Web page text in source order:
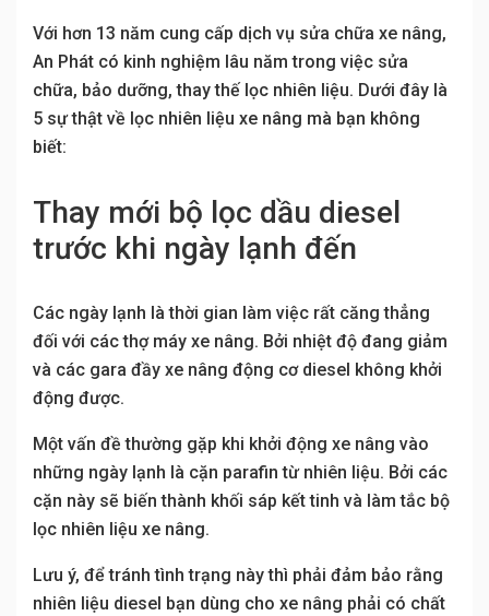
Với hơn 13 năm cung cấp dịch vụ sửa chữa xe nâng,
An Phát có kinh nghiệm lâu năm trong việc sửa
chữa, bảo dưỡng, thay thế lọc nhiên liệu. Dưới đây là
5 sự thật về lọc nhiên liệu xe nâng mà bạn không
biết:
Thay mới bộ lọc dầu diesel
trước khi ngày lạnh đến
Các ngày lạnh là thời gian làm việc rất căng thẳng
đối với các thợ máy xe nâng. Bởi nhiệt độ đang giảm
và các gara đầy xe nâng động cơ diesel không khởi
động được.
Một vấn đề thường gặp khi khởi động xe nâng vào
những ngày lạnh là cặn parafin từ nhiên liệu. Bởi các
cặn này sẽ biến thành khối sáp kết tinh và làm tắc bộ
lọc nhiên liệu xe nâng.
Lưu ý, để tránh tình trạng này thì phải đảm bảo rằng
nhiên liệu diesel bạn dùng cho xe nâng phải có chất